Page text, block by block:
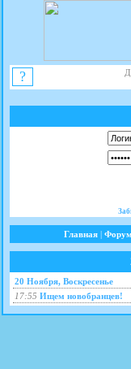
?
Главная |
20 Ноября, Воскресенье
17:55 Ищем новобранцев!